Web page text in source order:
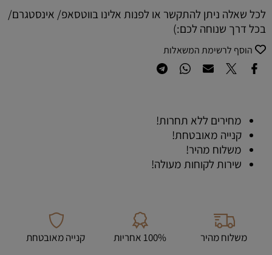
לכל שאלה ניתן להתקשר או לפנות אלינו בווטסאפ/ אינסטגרם/
בכל דרך שנוחה לכם:)
הוסף לרשימת המשאלות
מחירים ללא תחרות!
קנייה מאובטחת!
משלוח מהיר!
שירות לקוחות מעולה!
משלוח מהיר 100% אחריות קנייה מאובטחת